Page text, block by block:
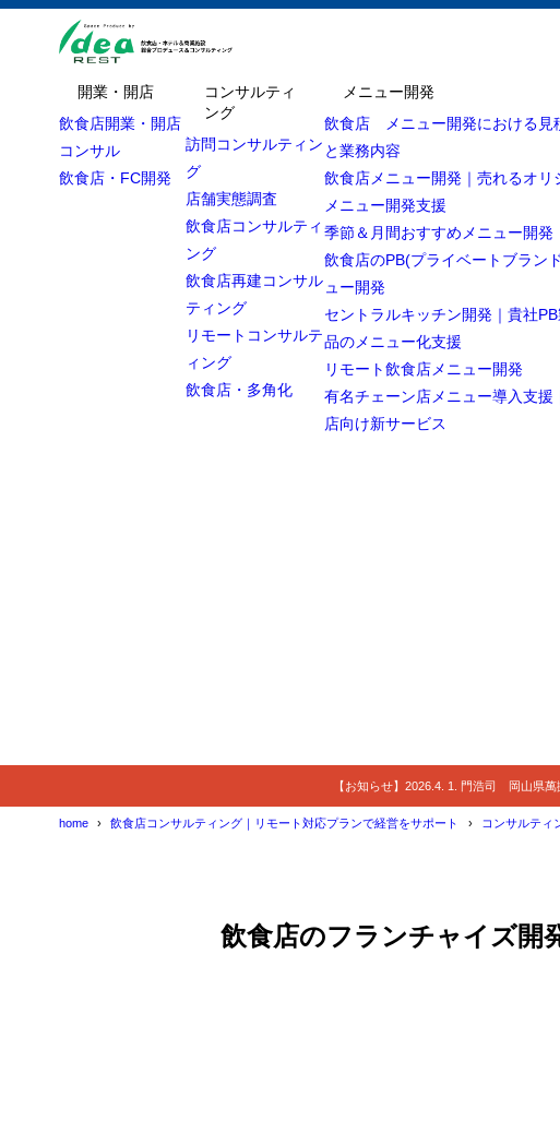
開業・開店
飲食店開業・開店
コンサル
飲食店・FC開発
コンサルティ
ング
訪問コンサルティン
グ
店舗実態調査
飲食店コンサルティ
ング
飲食店再建コンサル
ティング
リモートコンサルテ
ィング
飲食店・多角化
メニュー開発
飲食店 メニュー開発における見
と業務内容
飲食店メニュー開発｜売れるオリ
メニュー開発支援
季節＆月間おすすめメニュー開発
飲食店のPB(プライベートブラン
ュー開発
セントラルキッチン開発｜貴社
品のメニュー化支援
リモート飲食店メニュー開発
有名チェーン店メニュー導入支援
店向け新サービス
【お知らせ】2026.4. 1. 門浩司 岡山
home 飲食店コンサルティング｜リモート対応プランで経営をサポート コンサルティ
飲食店のフランチャイズ開